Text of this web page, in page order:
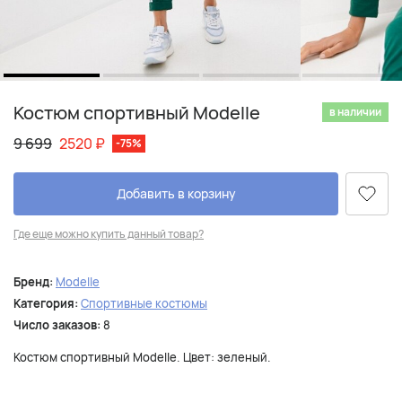
Костюм спортивный Modelle в наличии
9 699 2520 ₽ -75%
Добавить в корзину
Где еще можно купить данный товар?
Бренд: Modelle
Категория: Спортивные костюмы
Число заказов: 8
Костюм спортивный Modelle. Цвет: зеленый.